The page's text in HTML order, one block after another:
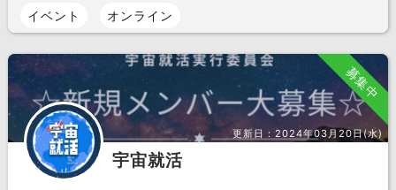
イベント オンライン
募集中
更新日：2024年03月20日(水)
宇宙就活